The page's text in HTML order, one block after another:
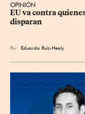
OPINIÓN
EU va contra
disparan
Por Eduardo Ruiz-Healy